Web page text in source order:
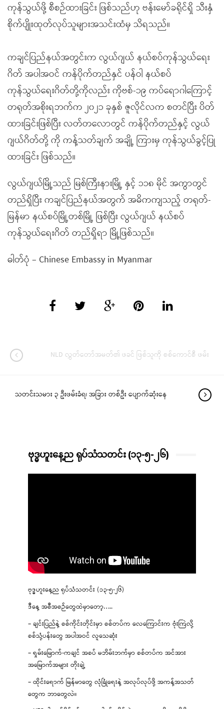
ကုန်သွယ်ဖို့ စီစဉ်ထားခြင်း ဖြစ်သည်ဟု ဗန်းမော်ခရိုင်ရှိ သီးနှံ
စိုက်ပျိုးထုတ်လုပ်သူများအသင်းထံမှ သိရသည်။
ကချင်ပြည်နယ်အတွင်းက လွယ်ဂျယ် နယ်စပ်ကုန်သွယ်ရေး
ဂိတ် အပါအဝင် ကန်ပိုက်တည်နှင် ပန်ဝါ နယ်စပ်
ကုန်သွယ်ရေးဂိတ်တို့ကိုလည်း ကိုဗစ်-၁၉ ကပ်ရောဂါကြောင့်
တရုတ်အစိုးရဘက်က ၂၀၂၁ ခုနှစ် ဇူလိုင်လက စတင်ပြီး ပိတ်
ထားခြင်းဖြစ်ပြီး လတ်တလောတွင် ကန်ပိုက်တည်နှင့် လွယ်
ဂျယ်ဂိတ်တို့ ကို ကန့်သတ်ချက် အချို့ ကြားမှ ကုန်သွယ်ခွင့်ပြု
ထားခြင်း ဖြစ်သည်။
လွယ်ဂျယ်မြို့သည် မြစ်ကြီးနားမြို့ နှင့် ၁၁၈ မိုင် အကွာတွင်
တည်ရှိပြီး ကချင်ပြည်နယ်အတွက် အဓိကကျသည့် တရုတ်-
မြန်မာ နယ်စပ်မြို့တစ်မြို့ ဖြစ်ပြီး လွယ်ဂျယ် နယ်စပ်
ကုန်သွယ်ရေးဂိတ် တည်ရှိရာ မြို့ဖြစ်သည်။
ဓါတ်ပုံ – Chinese Embassy in Myanmar
NLD လွှတ်တော်အမတ်၏ ဖခင် ဖြစ်သူကို စစ်ကောင်စီ ဖမ်း
သတင်းသမား ၃ ဦးဖမ်းခံရ၊ အခြား တစ်ဦး ပျောက်ဆုံးနေ
ဗုဒ္ဓဟူးနေ့ည ရုပ်သံသတင်း (၁၃-၅-၂၆)
ဗုဒ္ဓဟူးနေ့ည ရုပ်သံသတင်း (၁၃-၅-၂၆)
ဒီနေ့ အစီအစဉ်တွေထဲမှာတော့…..
– ချင်းပြည်နဲ့ စစ်ကိုင်းတိုင်းမှာ စစ်တပ်က လေကြောင်းက ဗုံးကြဲလို့
စစ်သုံ့ပန်းတွေ အပါအဝင် လူသေဆုံး
– ရှမ်းမြောက်-ကချင် အစပ် မဘိမ်းဘက်မှာ စစ်တပ်က အင်အား
အမြောက်အများ တိုးချဲ့
– ထိုင်းရောက် မြန်မာတွေ လုံခြုံရေးနဲ့ အလုပ်လုပ်ဖို့ အကန့်အသတ်
တွေက ဘာတွေလဲ။